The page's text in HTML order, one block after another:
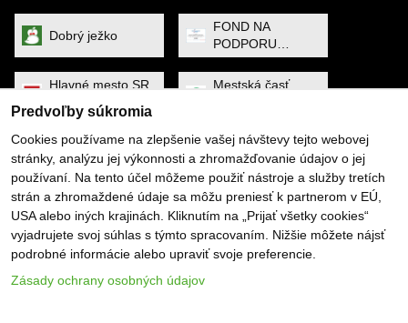
Dobrý ježko
FOND NA
PODPORU
ŠPORTU
Hlavné mesto SR
Bratislava
Mestská časť
MINISTERSTVO
CESTOVNÉHO
RUCHU A
ŠPORTU
Noa Raven
Obec Dunajská
Lužná
PYGMALIOS
Slovenský
tenisový zväz
SP SOFTWARE
Predvoľby súkromia
Cookies používame na zlepšenie vašej návštevy tejto webovej
stránky, analýzu jej výkonnosti a zhromažďovanie údajov o jej
používaní. Na tento účel môžeme použiť nástroje a služby tretích
strán a zhromaždené údaje sa môžu preniesť k partnerom v EÚ,
USA alebo iných krajinách. Kliknutím na „Prijať všetky cookies“
vyjadrujete svoj súhlas s týmto spracovaním. Nižšie môžete nájsť
podrobné informácie alebo upraviť svoje preferencie.
Zásady ochrany osobných údajov